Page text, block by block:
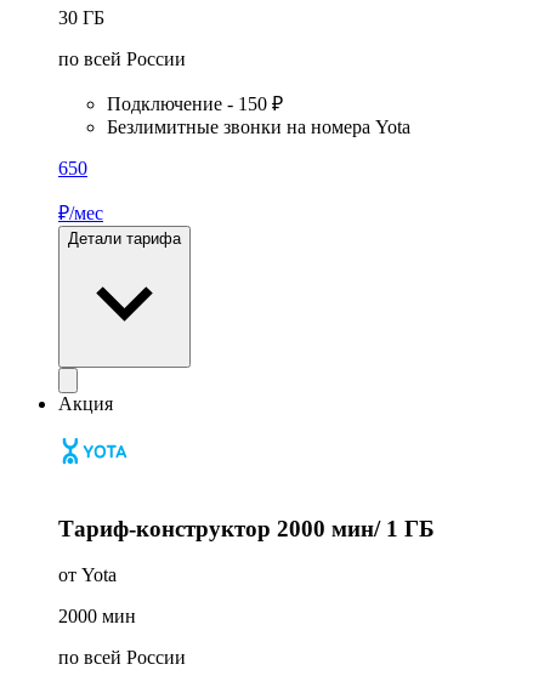
30 ГБ
по всей России
Подключение - 150 ₽
Безлимитные звонки на номера Yota
650
₽/мес
Детали тарифа
Акция
Тариф-конструктор 2000 мин/ 1 ГБ
от Yota
2000 мин
по всей России